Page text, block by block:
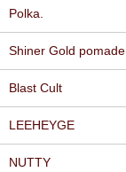
Polka.
Shiner Gold pomade
Blast Cult
LEEHEYGE
NUTTY